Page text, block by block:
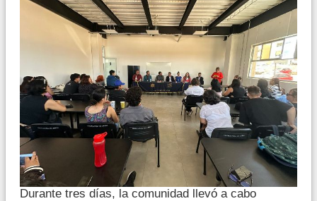
Durante tres días, la comunidad llevó a cabo